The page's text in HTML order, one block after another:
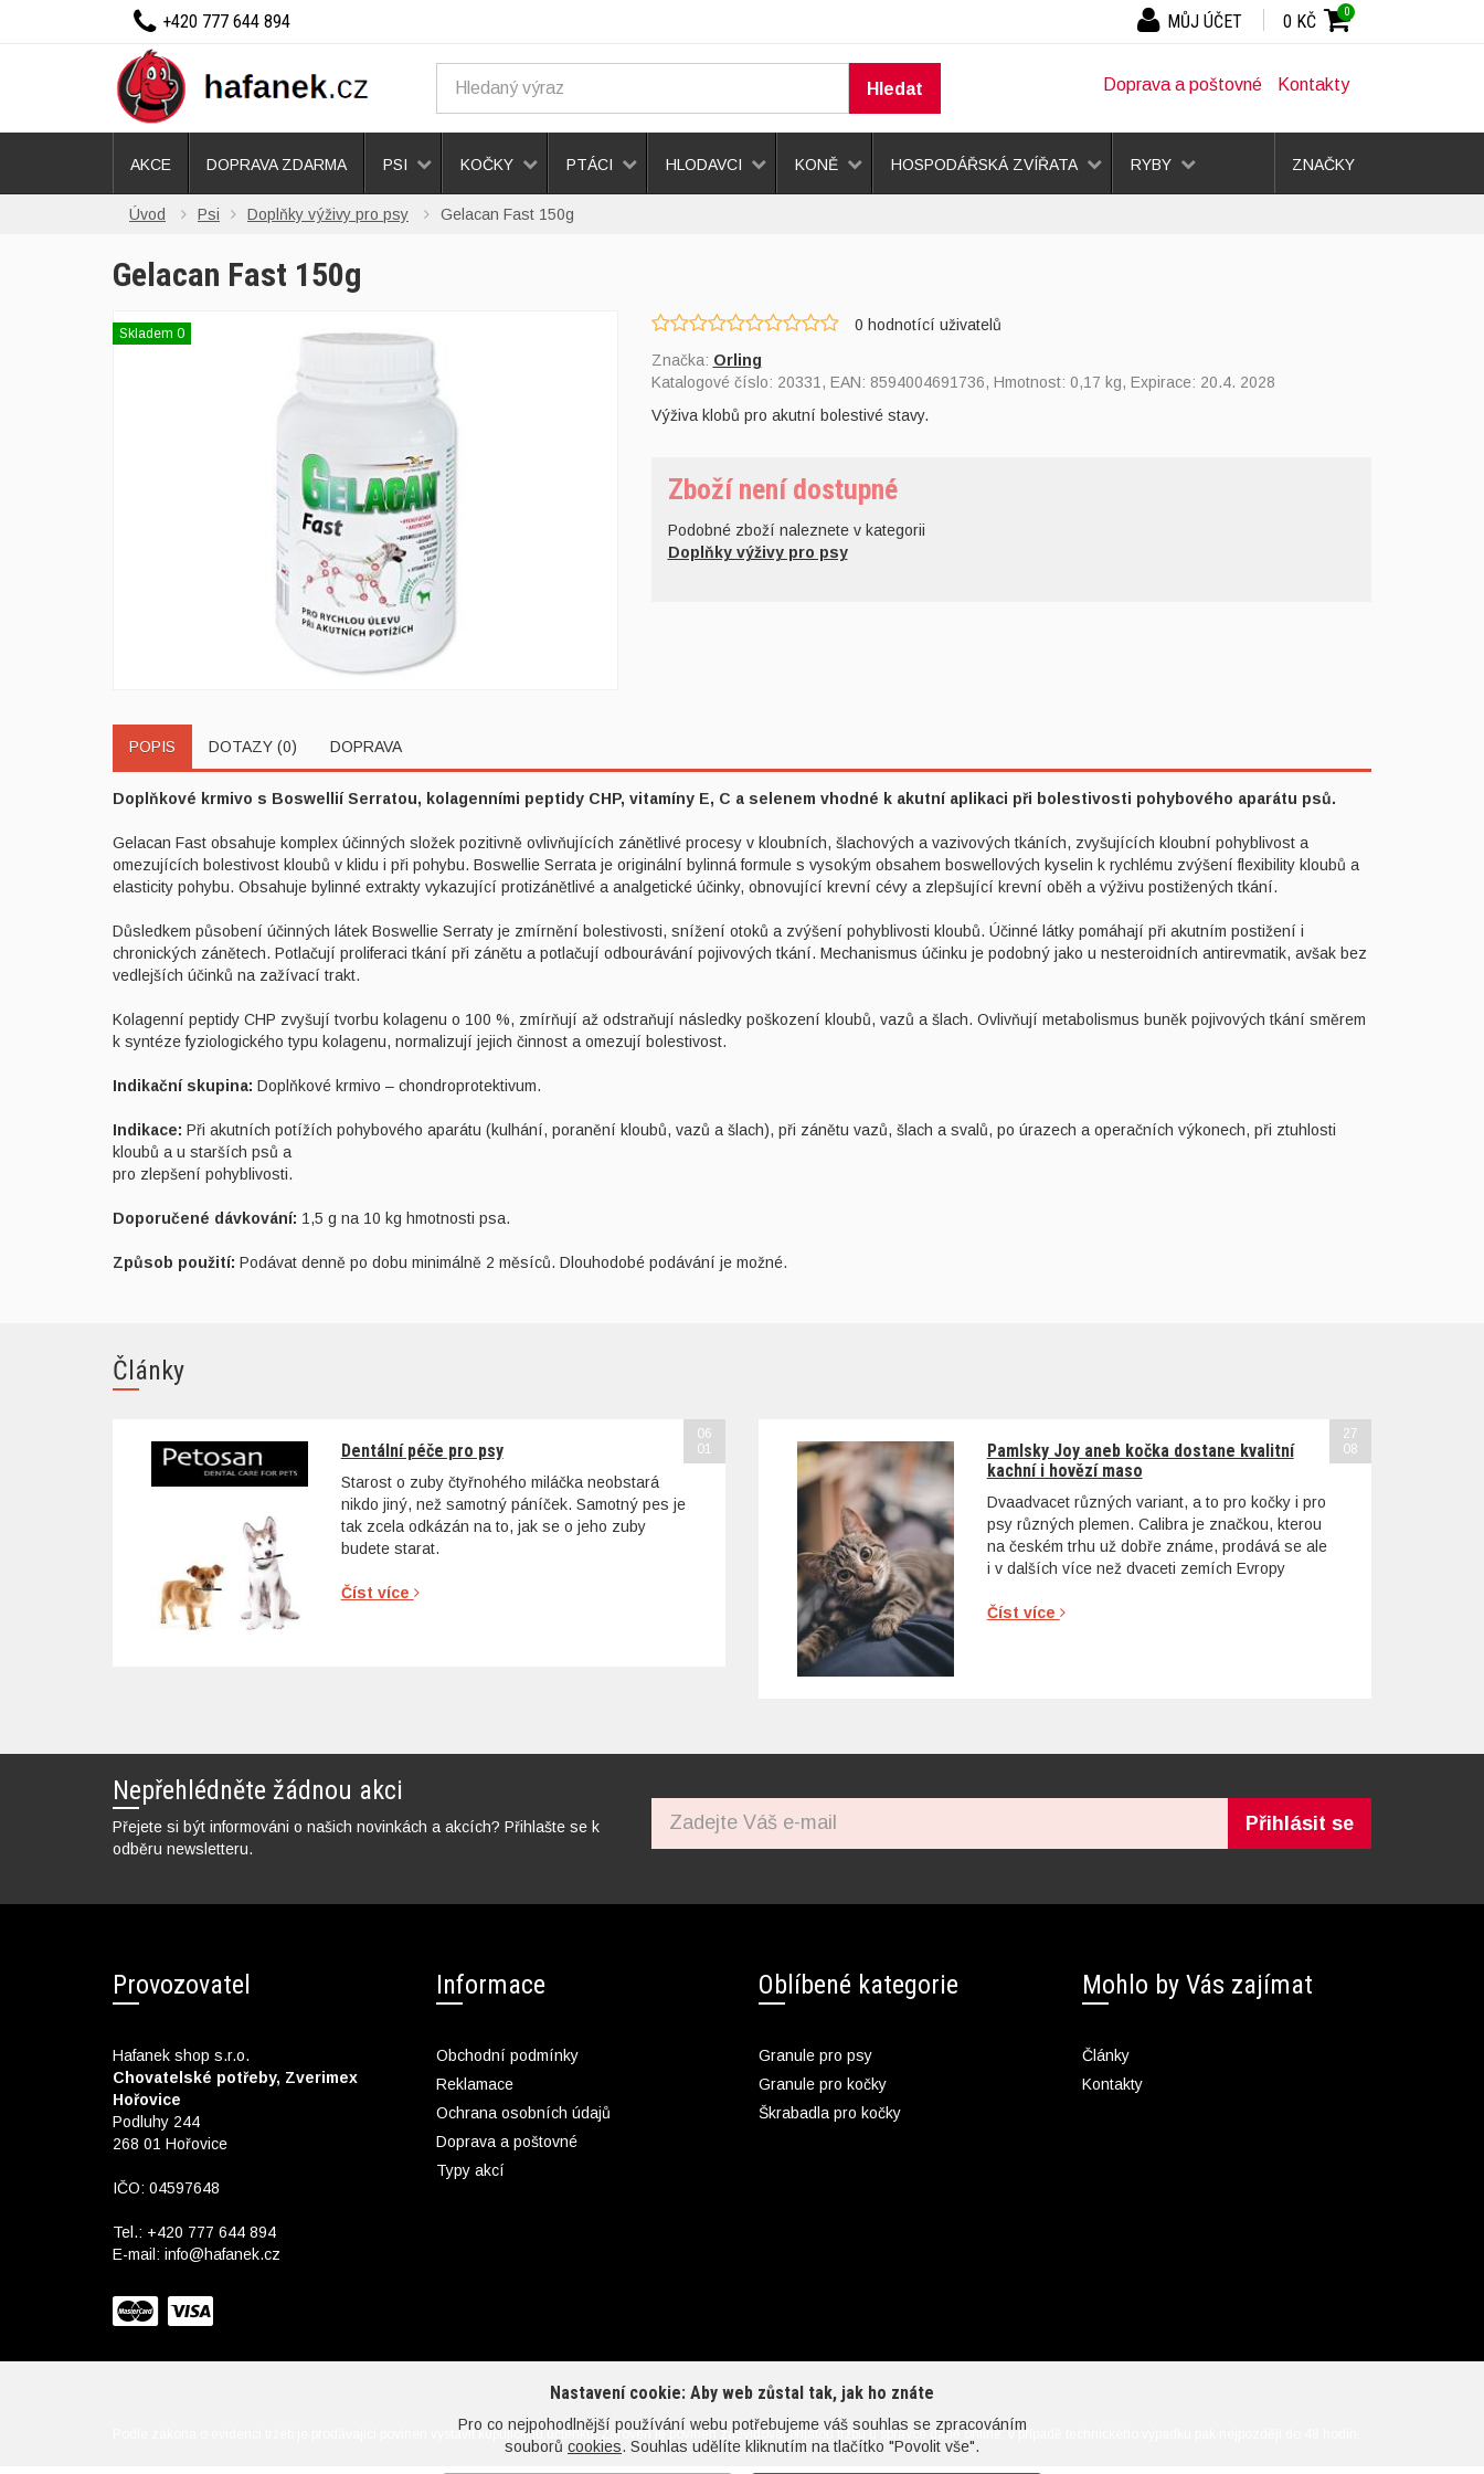
Nastavení cookie: Aby web zůstal tak, jak ho znáte
Pro co nejpohodlnější používání webu potřebujeme váš souhlas se zpracováním
souborů cookies. Souhlas udělíte kliknutím na tlačítko "Povolit vše".
Hledat Doprava a poštovné Kontakty
Úvod Psi Doplňky výživy pro psy Gelacan Fast 150g
Gelacan Fast 150g
Skladem 0 0 hodnotící uživatelů
Značka: Orling
Katalogové číslo: 20331 , EAN: 8594004691736, Hmotnost: 0,17 kg, Expirace: 20.4. 2028
Výživa klobů pro akutní bolestivé stavy.
Zboží není dostupné
Podobné zboží naleznete v kategorii
Doplňky výživy pro psy
POPIS DOTAZY (0) DOPRAVA
Doplňkové krmivo s Boswellií Serratou, kolagenními peptidy CHP, vitamíny E, C a selenem vhodné k akutní aplikaci při bolestivosti pohybového aparátu psů.
Gelacan Fast obsahuje komplex účinných složek pozitivně ovlivňujících zánětlivé procesy v kloubních, šlachových a vazivových tkáních, zvyšujících kloubní pohyblivost a
omezujících bolestivost kloubů v klidu i při pohybu. Boswellie Serrata je originální bylinná formule s vysokým obsahem boswellových kyselin k rychlému zvýšení flexibility kloubů a
elasticity pohybu. Obsahuje bylinné extrakty vykazující protizánětlivé a analgetické účinky, obnovující krevní cévy a zlepšující krevní oběh a výživu postižených tkání.
Důsledkem působení účinných látek Boswellie Serraty je zmírnění bolestivosti, snížení otoků a zvýšení pohyblivosti kloubů. Účinné látky pomáhají při akutním postižení i
chronických zánětech. Potlačují proliferaci tkání při zánětu a potlačují odbourávání pojivových tkání. Mechanismus účinku je podobný jako u nesteroidních antirevmatik, avšak bez
vedlejších účinků na zažívací trakt.
Kolagenní peptidy CHP zvyšují tvorbu kolagenu o 100 %, zmírňují až odstraňují následky poškození kloubů, vazů a šlach. Ovlivňují metabolismus buněk pojivových tkání směrem
k syntéze fyziologického typu kolagenu, normalizují jejich činnost a omezují bolestivost.
Indikační skupina: Doplňkové krmivo – chondroprotektivum.
Indikace: Při akutních potížích pohybového aparátu (kulhání, poranění kloubů, vazů a šlach), při zánětu vazů, šlach a svalů, po úrazech a operačních výkonech, při ztuhlosti
kloubů a u starších psů a
pro zlepšení pohyblivosti.
Doporučené dávkování: 1,5 g na 10 kg hmotnosti psa.
Způsob použití: Podávat denně po dobu minimálně 2 měsíců. Dlouhodobé podávání je možné.
Články
Dentální péče pro psy
Starost o zuby čtyřnohého miláčka neobstará
nikdo jiný, než samotný páníček. Samotný pes je
tak zcela odkázán na to, jak se o jeho zuby
budete starat.
Číst více
06
01
Pamlsky Joy aneb kočka dostane kvalitní
kachní i hovězí maso
Dvaadvacet různých variant, a to pro kočky i pro
psy různých plemen. Calibra je značkou, kterou
na českém trhu už dobře známe, prodává se ale
i v dalších více než dvaceti zemích Evropy
Číst více
27
08
Nepřehlédněte žádnou akci
Přejete si být informováni o našich novinkách a akcích? Přihlašte se k
odběru newsletteru.
Přihlásit se
Provozovatel
Hafanek shop s.r.o.
Chovatelské potřeby, Zverimex
Hořovice
Podluhy 244
268 01 Hořovice
IČO: 04597648
Tel.: +420 777 644 894
E-mail: info@hafanek.cz
Informace
Obchodní podmínky
Reklamace
Ochrana osobních údajů
Doprava a poštovné
Typy akcí
Oblíbené kategorie
Granule pro psy
Granule pro kočky
Škrabadla pro kočky
Mohlo by Vás zajímat
Články
Kontakty
Podle zákona o evidenci tržeb je prodávající povinen vystavit kupujícímu účtenku. Zároveň je povinen zaevidovat přijatou tržbu u správce daně online; v případě technického výpadku pak nejpozději do 48 hodin.
AKCE DOPRAVA ZDARMA PSI KOČKY PTÁCI HLODAVCI KONĚ HOSPODÁŘSKÁ ZVÍŘATA RYBY ZNAČKY
0 KČ 0
MŮJ ÚČET
+420 777 644 894